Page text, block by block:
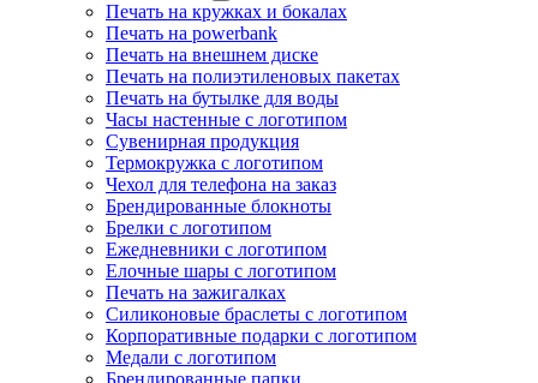
Печать на кружках и бокалах
Печать на powerbank
Печать на внешнем диске
Печать на полиэтиленовых пакетах
Печать на бутылке для воды
Часы настенные с логотипом
Сувенирная продукция
Термокружка с логотипом
Чехол для телефона на заказ
Брендированные блокноты
Брелки с логотипом
Ежедневники с логотипом
Елочные шары с логотипом
Печать на зажигалках
Силиконовые браслеты с логотипом
Корпоративные подарки с логотипом
Медали с логотипом
Брендированные папки